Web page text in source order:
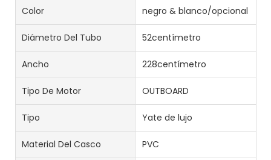
Color negro & blanco/opcional
Diámetro Del Tubo 52centímetro
Ancho 228centímetro
Tipo De Motor OUTBOARD
Tipo Yate de lujo
Material Del Casco PVC